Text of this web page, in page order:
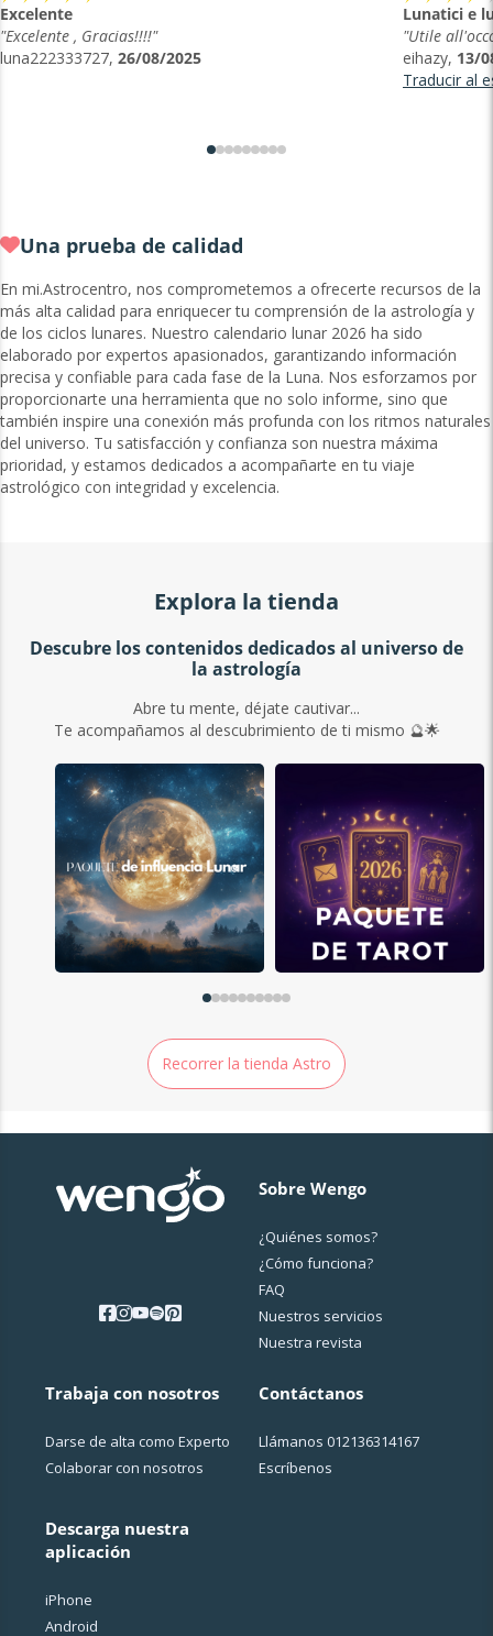
Excelente
"Excelente , Gracias!!!!"
luna222333727, 26/08/2025
Lunatici e
"Utile
eihazy, 13/
Traducir al
Una prueba de calidad
En mi.Astrocentro, nos comprometemos a ofrecerte recursos de la
más alta calidad para enriquecer tu comprensión de la astrología y
de los ciclos lunares. Nuestro calendario lunar 2026 ha sido
elaborado por expertos apasionados, garantizando información
precisa y confiable para cada fase de la Luna. Nos esforzamos por
proporcionarte una herramienta que no solo informe, sino que
también inspire una conexión más profunda con los ritmos naturales
del universo. Tu satisfacción y confianza son nuestra máxima
prioridad, y estamos dedicados a acompañarte en tu viaje
astrológico con integridad y excelencia.
Explora la tienda
Descubre los contenidos dedicados al universo de
la astrología
Abre tu mente, déjate cautivar...
Te acompañamos al descubrimiento de ti mismo 🔮🌟
Recorrer la tienda Astro
Sobre Wengo
¿Quiénes somos?
¿Cо́mo funciona?
FAQ
Nuestros servicios
Nuestra revista
Trabaja con nosotros
Darse de alta como Experto
Colaborar con nosotros
Descarga nuestra
aplicación
iPhone
Android
Contáctanos
Llámanos 012136314167
Escríbenos